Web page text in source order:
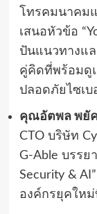
โทรคมนาคม
เสนอหัวข้อ
ปันแนวทางแล
คู่คิดที่พร้อมดู
ปลอดภัยไซเบ
คุณอัตพล พยั
CTO บริษัท
G-Able บรรย
Security &
องค์กรยุคใหม่